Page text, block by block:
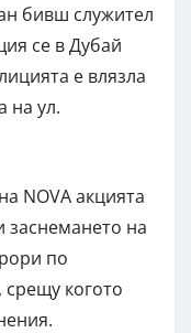
бивш служител
се в Дубай
е влязла
на ул.
NOVA акцията
заснeмането на
по
когото